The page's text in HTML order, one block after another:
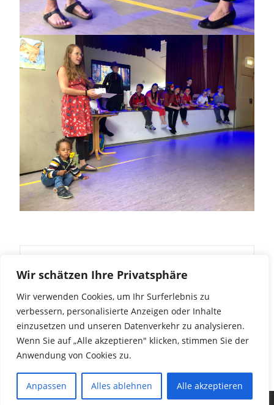
Wir schätzen Ihre Privatsphäre
Wir verwenden Cookies, um Ihr Surferlebnis zu
verbessern, personalisierte Anzeigen oder Inhalte
einzusetzen und unseren Datenverkehr zu analysieren.
Wenn Sie auf „Alle akzeptieren" klicken, stimmen Sie der
Anwendung von Cookies zu.
Anpassen Alles ablehnen Alle akzeptieren
Post
navigation